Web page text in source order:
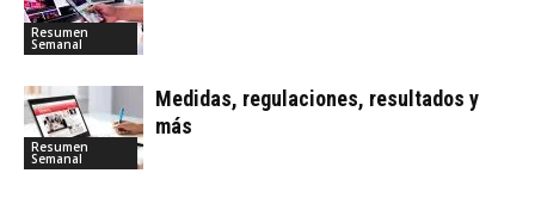
Resumen
Semanal
Resumen
Semanal
Medidas, regulaciones, resultados y
más